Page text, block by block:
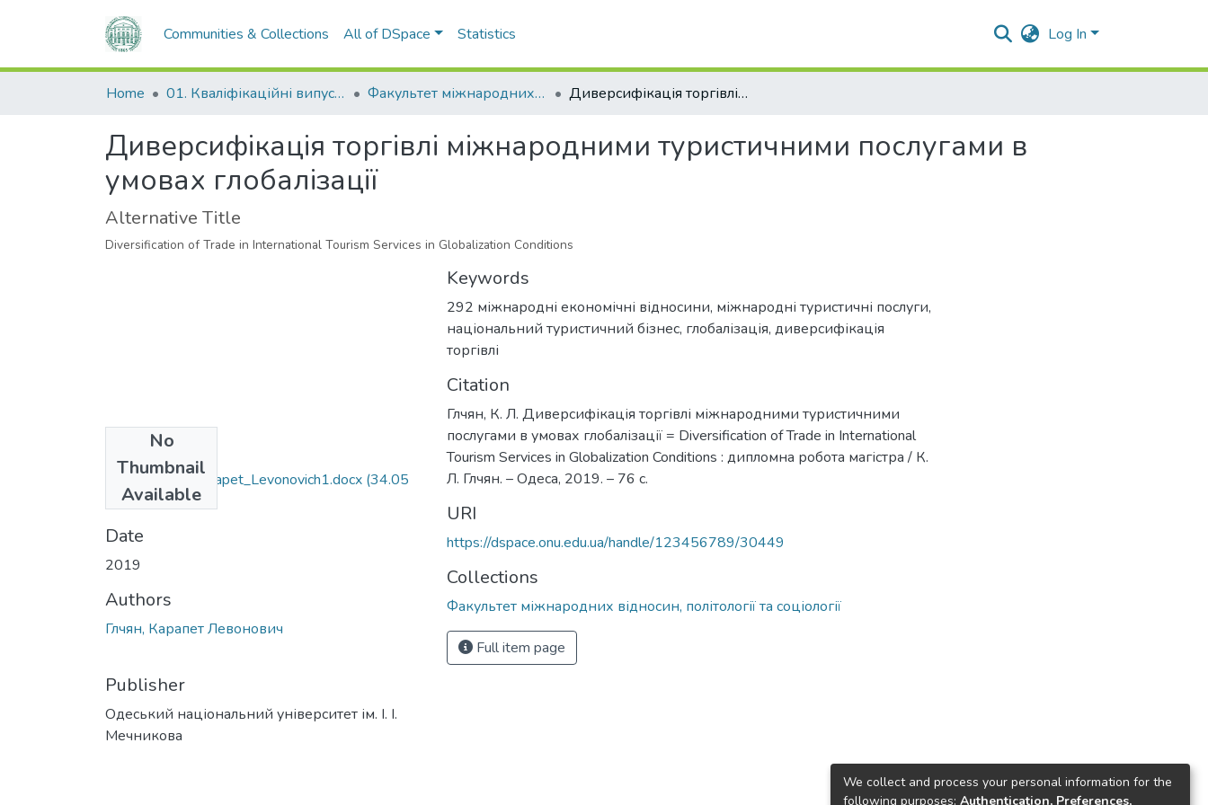
Communities & Collections All of DSpace Statistics Log In
Home 01. Кваліфікаційні випускні роботи здобувачів вищої освіти Факультет міжнародних відносин, політології та соціології Диверсифікація торгівлі міжнародними туристичними послугами в умовах глобалізації
Диверсифікація торгівлі міжнародними туристичними послугами в
умовах глобалізації
Alternative Title
Diversification of Trade in International Tourism Services in Globalization Conditions
No
Thumbnail
Available
292_Glchyan_Karapet_Levonovich1.docx (34.05
KB)
Date
2019
Authors
Глчян, Карапет Левонович
Publisher
Одеський національний університет ім. І. І.
Мечникова
Keywords
292 міжнародні економічні відносини, міжнародні туристичні послуги,
національний туристичний бізнес, глобалізація, диверсифікація
торгівлі
Citation
Глчян, К. Л. Диверсифікація торгівлі міжнародними туристичними
послугами в умовах глобалізації = Diversification of Trade in International
Tourism Services in Globalization Conditions : дипломна робота магістра / К.
Л. Глчян. – Одеса, 2019. – 76 с.
URI
https://dspace.onu.edu.ua/handle/123456789/30449
Collections
Факультет міжнародних відносин, політології та соціології
Full item page
We collect and process your personal information for the
following purposes: Authentication, Preferences,